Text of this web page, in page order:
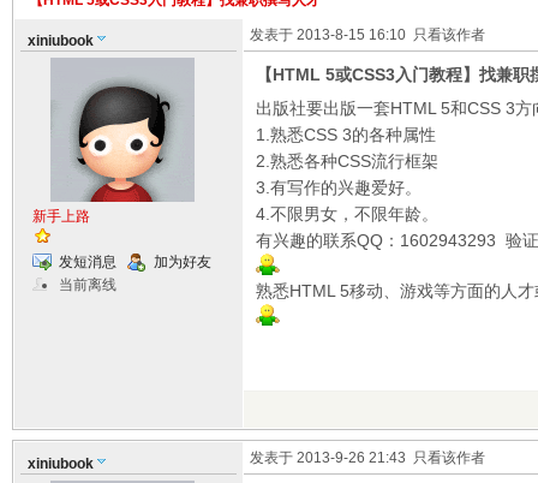
xiniubook
新手上路
发短消息
加为好友
当前离线
发表于 2013-8-15 16:10 只看该作者
【HTML 5或CSS3入门教程】找兼职
出版社要出版一套HTML 5和CSS 3
1.熟悉CSS 3的各种属性
2.熟悉各种CSS流行框架
3.有写作的兴趣爱好。
4.不限男女，不限年龄。
有兴趣的联系QQ：1602943293 验
熟悉HTML 5移动、游戏等方面的人
xiniubook 发表于 2013-9-26 21:43 只看该作者